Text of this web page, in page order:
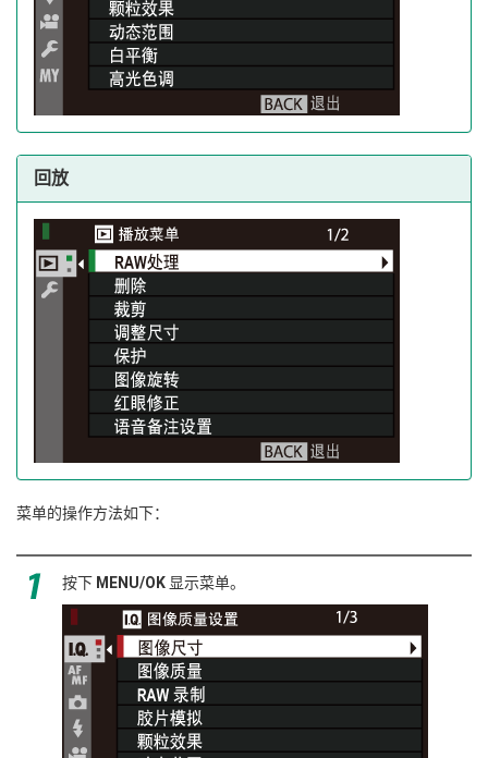
回放
菜单的操作方法如下：
按下 MENU/OK 显示菜单。